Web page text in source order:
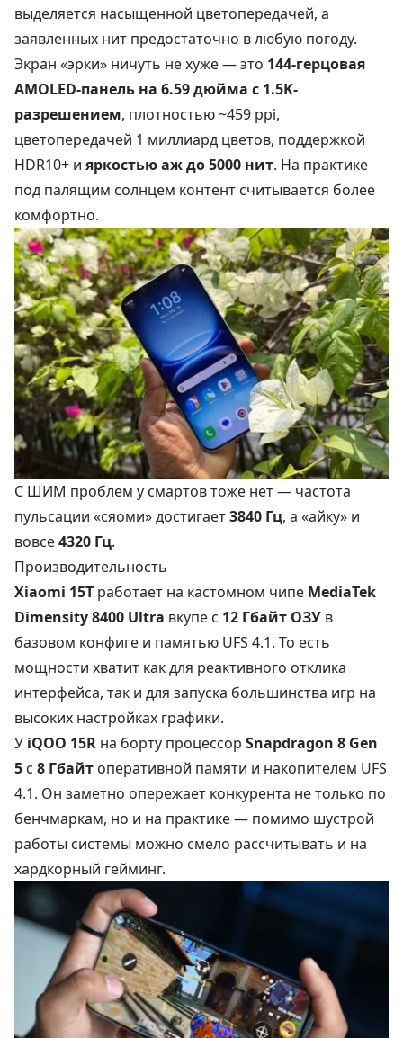
выделяется насыщенной цветопередачей, а
заявленных нит предостаточно в любую погоду.
Экран «эрки» ничуть не хуже — это 144-герцовая
AMOLED-панель на 6.59 дюйма с 1.5K-
разрешением, плотностью ~459 ppi,
цветопередачей 1 миллиард цветов, поддержкой
HDR10+ и яркостью аж до 5000 нит. На практике
под палящим солнцем контент считывается более
комфортно.
С ШИМ проблем у смартов тоже нет — частота
пульсации «сяоми» достигает3840 Гц, а «айку» и
вовсе4320 Гц.
Производительность
Xiaomi 15T работает на кастомном чипе MediaTek
Dimensity 8400 Ultra вкупе с 12 Гбайт ОЗУ в
базовом конфиге и памятью UFS 4.1. То есть
мощности хватит как для реактивного отклика
интерфейса, так и для запуска большинства игр на
высоких настройках графики.
У iQOO 15R на борту процессор Snapdragon 8 Gen
5 с 8 Гбайт оперативной памяти и накопителем UFS
4.1. Он заметно опережает конкурента не только по
бенчмаркам, но и на практике — помимо шустрой
работы системы можно смело рассчитывать и на
хардкорный гейминг.